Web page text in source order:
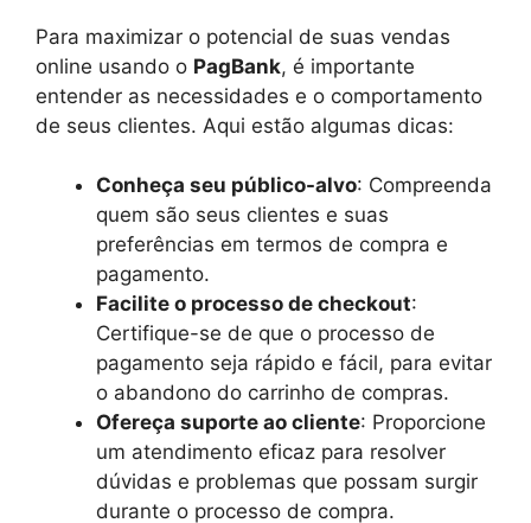
Para maximizar o potencial de suas vendas
online usando o PagBank, é importante
entender as necessidades e o comportamento
de seus clientes. Aqui estão algumas dicas:
Conheça seu público-alvo: Compreenda
quem são seus clientes e suas
preferências em termos de compra e
pagamento.
Facilite o processo de checkout:
Certifique-se de que o processo de
pagamento seja rápido e fácil, para evitar
o abandono do carrinho de compras.
Ofereça suporte ao cliente: Proporcione
um atendimento eficaz para resolver
dúvidas e problemas que possam surgir
durante o processo de compra.